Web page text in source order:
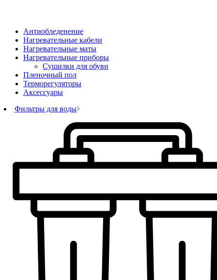
Антиобледенение
Нагревательные кабели
Нагревательные маты
Нагревательные приборы
Сушилки для обуви
Пленочный пол
Терморегуляторы
Аксессуары
Фильтры для воды